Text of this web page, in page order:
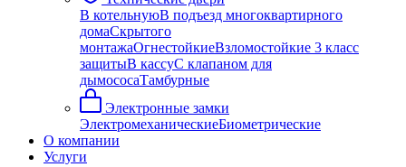
В котельнуюВ подъезд многоквартирного
домаСкрытого
монтажаОгнестойкиеВзломостойкие 3 класс
защитыВ кассуС клапаном для
дымососаТамбурные
Электронные замки
ЭлектромеханическиеБиометрические
О компании
Услуги